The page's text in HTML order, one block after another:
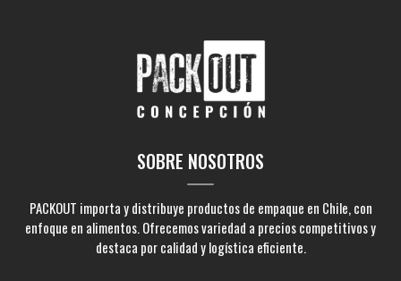
SOBRE NOSOTROS
PACKOUT importa y distribuye productos de empaque en Chile, con
enfoque en alimentos. Ofrecemos variedad a precios competitivos y
destaca por calidad y logística eficiente.